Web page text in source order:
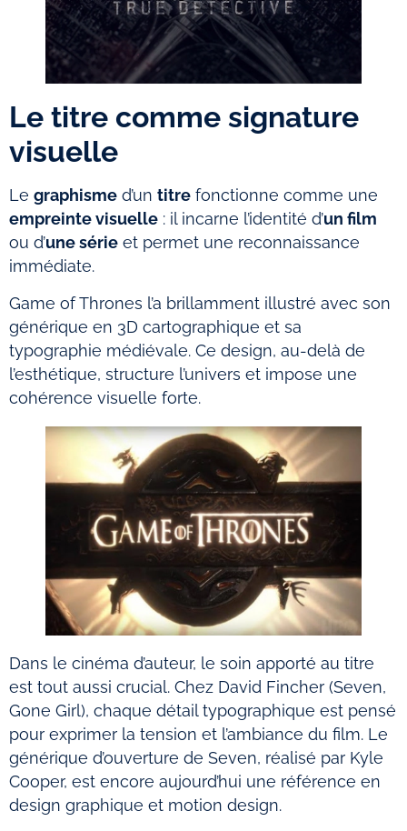
Le titre comme signature
visuelle
Le graphisme d’un titre fonctionne comme une
empreinte visuelle : il incarne l’identité d’un film
ou d’une série et permet une reconnaissance
immédiate.
Game of Thrones l’a brillamment illustré avec son
générique en 3D cartographique et sa
typographie médiévale. Ce design, au-delà de
l’esthétique, structure l’univers et impose une
cohérence visuelle forte.
Dans le cinéma d’auteur, le soin apporté au titre
est tout aussi crucial. Chez David Fincher (Seven,
Gone Girl), chaque détail typographique est pensé
pour exprimer la tension et l’ambiance du film. Le
générique d’ouverture de Seven, réalisé par Kyle
Cooper, est encore aujourd’hui une référence en
design graphique et motion design.